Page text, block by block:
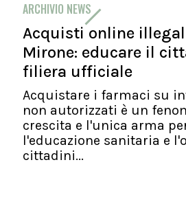
ARCHIVIO NEWS
Acquisti online
Mirone: educare il
filiera ufficiale
Acquistare i farmaci su
non autorizzati è un
crescita e l'unica arma
l'educazione sanitaria e
cittadini...